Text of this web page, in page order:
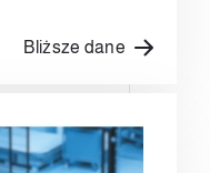
Bliższe dane